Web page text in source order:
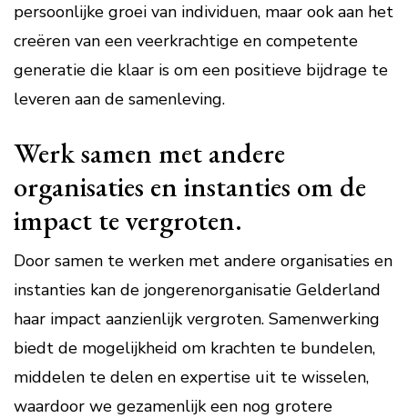
persoonlijke groei van individuen, maar ook aan het
creëren van een veerkrachtige en competente
generatie die klaar is om een positieve bijdrage te
leveren aan de samenleving.
Werk samen met andere
organisaties en instanties om de
impact te vergroten.
Door samen te werken met andere organisaties en
instanties kan de jongerenorganisatie Gelderland
haar impact aanzienlijk vergroten. Samenwerking
biedt de mogelijkheid om krachten te bundelen,
middelen te delen en expertise uit te wisselen,
waardoor we gezamenlijk een nog grotere